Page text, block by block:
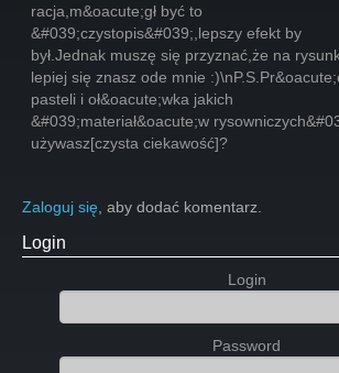
racja,m&oacute;gł być to
&#039;czystopis&#039;,lepszy efekt by
był.Jednak muszę się przyznać,że na
lepiej się znasz ode mnie
pasteli i oł&oacute;wka jakich
&#039;materiał&oacute;w
używasz[czysta ciekawość]?
Zaloguj się , aby dodać komentarz.
Login
Login
Password